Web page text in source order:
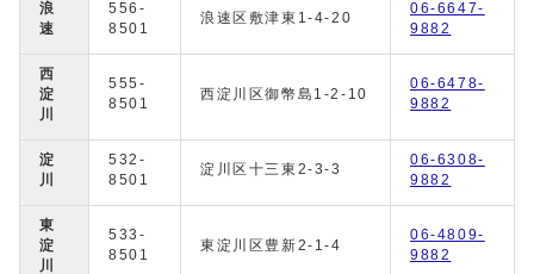
浪
速
556-
8501
浪速区敷津東1-4-20
06-6647-
9882
西
淀
川
555-
8501
西淀川区御幣島1-2-10
06-6478-
9882
淀
川
532-
8501
淀川区十三東2-3-3
06-6308-
9882
東
淀
川
533-
8501
東淀川区豊新2-1-4
06-4809-
9882